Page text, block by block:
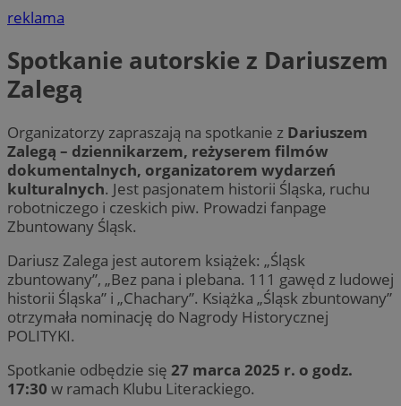
reklama
Spotkanie autorskie z Dariuszem
Zalegą
Organizatorzy zapraszają na spotkanie z Dariuszem
Zalegą – dziennikarzem, reżyserem filmów
dokumentalnych, organizatorem wydarzeń
kulturalnych. Jest pasjonatem historii Śląska, ruchu
robotniczego i czeskich piw. Prowadzi fanpage
Zbuntowany Śląsk.
Dariusz Zalega jest autorem książek: „Śląsk
zbuntowany”, „Bez pana i plebana. 111 gawęd z ludowej
historii Śląska” i „Chachary”. Książka „Śląsk zbuntowany”
otrzymała nominację do Nagrody Historycznej
POLITYKI.
Spotkanie odbędzie się 27 marca 2025 r. o godz.
17:30 w ramach Klubu Literackiego.